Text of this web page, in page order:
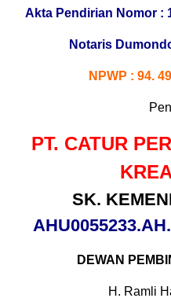
Akta Pendirian Nomor :
Notaris
NPWP : 94.
PT. CATUR
SK.
DEWAN
H. Ramli